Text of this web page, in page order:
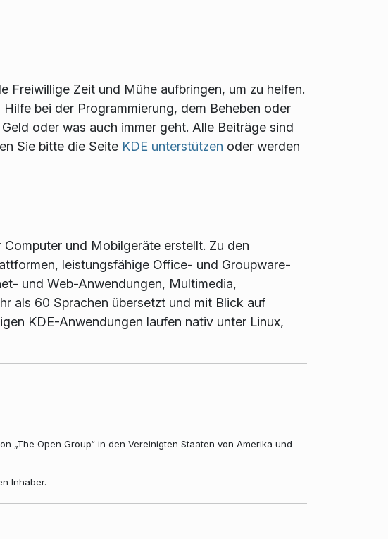
Freiwillige Zeit und Mühe aufbringen, um zu helfen.
bei der Programmierung, dem Beheben oder
oder was auch immer geht. Alle Beiträge sind
Sie bitte die Seite KDE unterstützen oder werden
und Mobilgeräte erstellt. Zu den
leistungsfähige Office- und Groupware-
und Web-Anwendungen, Multimedia,
als 60 Sprachen übersetzt und mit Blick auf
KDE-Anwendungen laufen nativ unter Linux,
„The Open Group“ in den Vereinigten Staaten von Amerika und
Inhaber.